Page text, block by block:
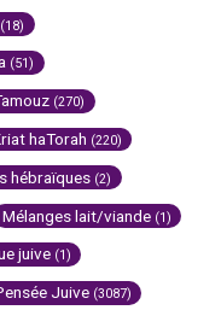
(18)
(51)
(270)
haTorah (220)
hébraïques (2)
Mélanges lait/viande (1)
juive (1)
Juive (3087)